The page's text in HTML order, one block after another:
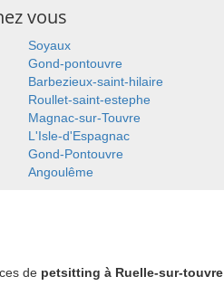
vous
Soyaux
Gond-pontouvre
Barbezieux-saint-hilaire
Roullet-saint-estephe
Magnac-sur-Touvre
L'Isle-d'Espagnac
Gond-Pontouvre
Angoulême
de petsitting à Ruelle-sur-touvre